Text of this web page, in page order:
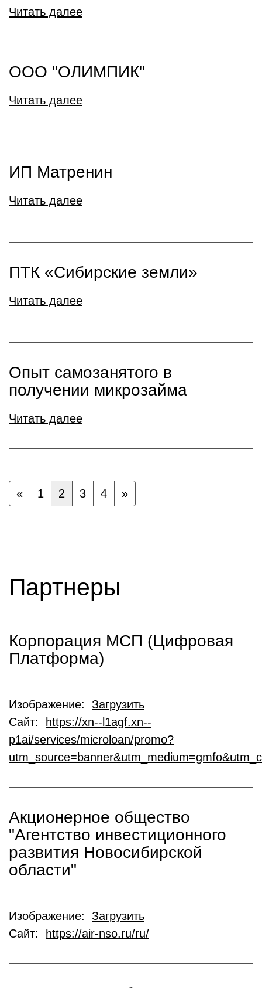
Читать далее
ООО "ОЛИМПИК"
Читать далее
ИП Матренин
Читать далее
ПТК «Сибирские земли»
Читать далее
Опыт самозанятого в
получении микрозайма
Читать далее
« 1 2 3 4 »
Партнеры
Корпорация МСП (Цифровая
Платформа)
Изображение: Загрузить
Сайт:
https://xn--l1agf.xn--
p1ai/services/microloan/promo?
Акционерное общество
"Агентство инвестиционного
развития Новосибирской
области"
Изображение: Загрузить
Сайт:
https://air-nso.ru/ru/